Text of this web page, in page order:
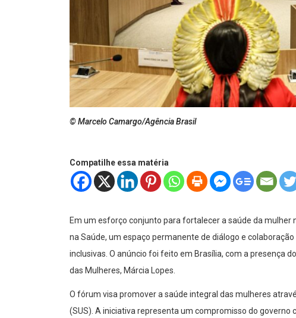
© Marcelo Camargo/Agência Brasil
Compatilhe essa matéria
Em um esforço conjunto para fortalecer a saúde da mulher
na Saúde, um espaço permanente de diálogo e
inclusivas. O anúncio foi feito em Brasília, com a presença
das Mulheres, Márcia Lopes.
O fórum visa promover a saúde integral das mulheres
(SUS). A iniciativa representa um compromisso do